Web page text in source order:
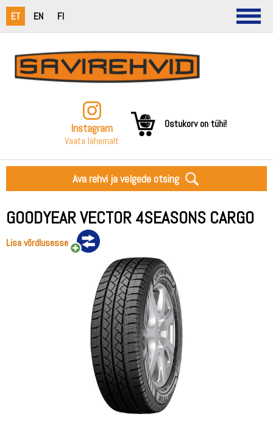
ET EN FI
Instagram
Vaata lähemalt
Ostukorv on tühi!
Ava rehvi ja velgede otsing
GOODYEAR VECTOR 4SEASONS CARGO
Lisa võrdlusesse